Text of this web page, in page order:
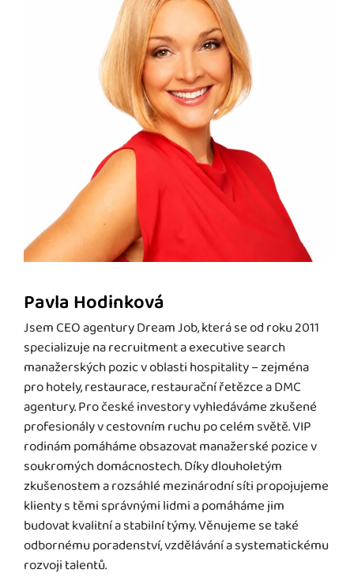
Pavla Hodinková
Jsem CEO agentury Dream Job, která se od roku 2011
specializuje na recruitment a executive search
manažerských pozic v oblasti hospitality – zejména
pro hotely, restaurace, restaurační řetězce a DMC
agentury. Pro české investory vyhledáváme zkušené
profesionály v cestovním ruchu po celém světě. VIP
rodinám pomáháme obsazovat manažerské pozice v
soukromých domácnostech. Díky dlouholetým
zkušenostem a rozsáhlé mezinárodní síti propojujeme
klienty s těmi správnými lidmi a pomáháme jim
budovat kvalitní a stabilní týmy. Věnujeme se také
odbornému poradenství, vzdělávání a systematickému
rozvoji talentů.